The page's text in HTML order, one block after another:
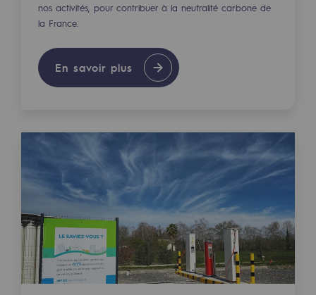
Espace pédagogique
Espace pédagogique
2050 : un monde d’énergies
Objectif Hydrogène
Objectif Biométhane
Le Labo
Acteur engagé
Acteur engagé
Ambition RSE
nos activités, pour contribuer à la neutralité carbone de
la France.
En savoir plus